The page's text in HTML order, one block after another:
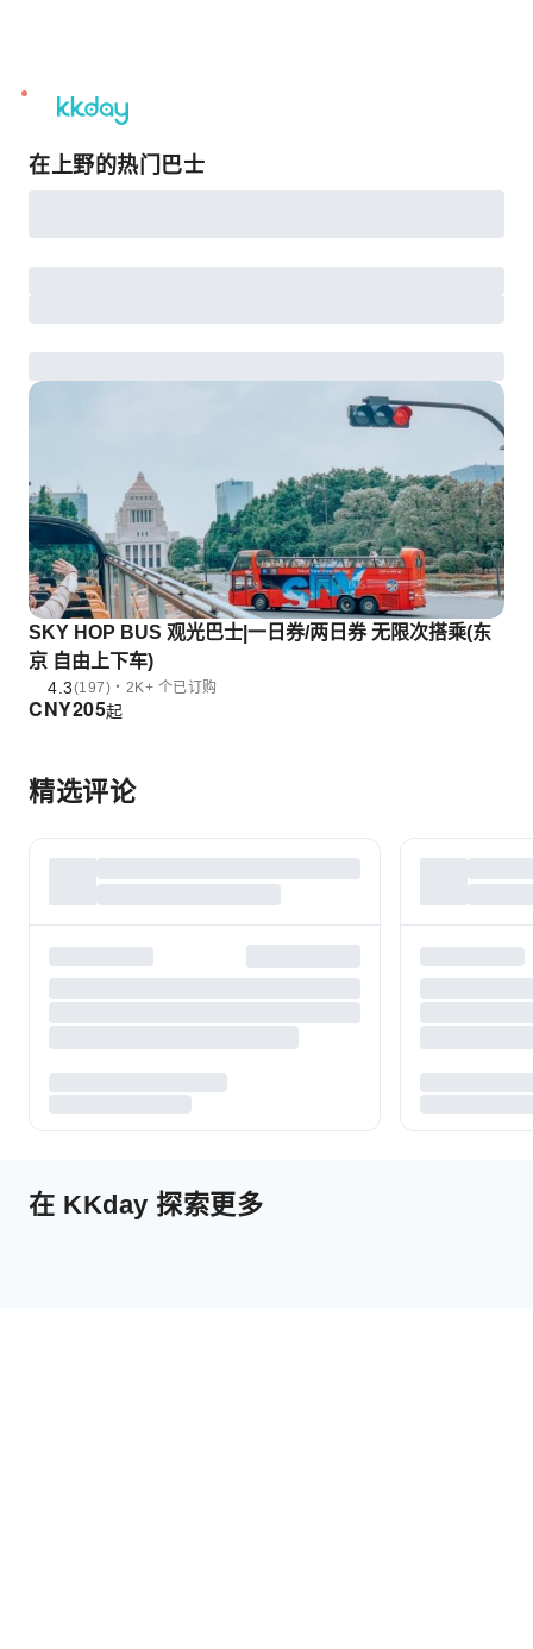
unread
notifications
在上野的热门巴士
SKY HOP BUS 观光巴士|一日券/两日券 无限次搭乘(东
京 自由上下车)
4.3(197)・2K+ 个已订购
CNY205起
精选评论
在 KKday 探索更多